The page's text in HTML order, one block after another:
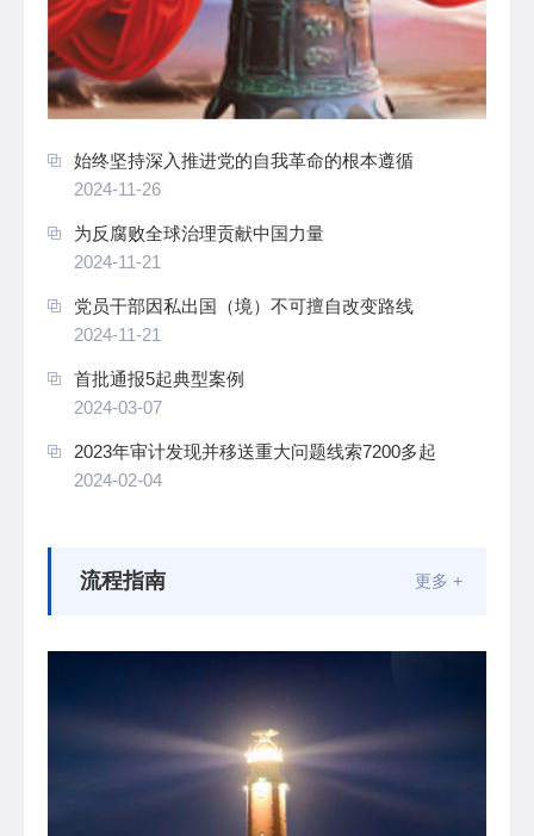
始终坚持深入推进党的自我革命的根本遵循
2024-11-26
为反腐败全球治理贡献中国力量
2024-11-21
党员干部因私出国（境）不可擅自改变路线
2024-11-21
首批通报5起典型案例
2024-03-07
2023年审计发现并移送重大问题线索7200多起
2024-02-04
流程指南 更多 +